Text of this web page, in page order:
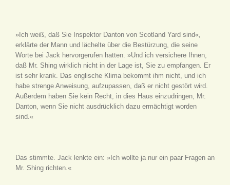
»Ich weiß, daß Sie Inspektor Danton von Scotland Yard sind«,
erklärte der Mann und lächelte über die Bestürzung, die seine
Worte bei Jack hervorgerufen hatten. »Und ich versichere Ihnen,
daß Mr. Shing wirklich nicht in der Lage ist, Sie zu empfangen. Er
ist sehr krank. Das englische Klima bekommt ihm nicht, und ich
habe strenge Anweisung, aufzupassen, daß er nicht gestört wird.
Außerdem haben Sie kein Recht, in dies Haus einzudringen, Mr.
Danton, wenn Sie nicht ausdrücklich dazu ermächtigt worden
sind.«
Das stimmte. Jack lenkte ein: »Ich wollte ja nur ein paar Fragen an
Mr. Shing richten.«